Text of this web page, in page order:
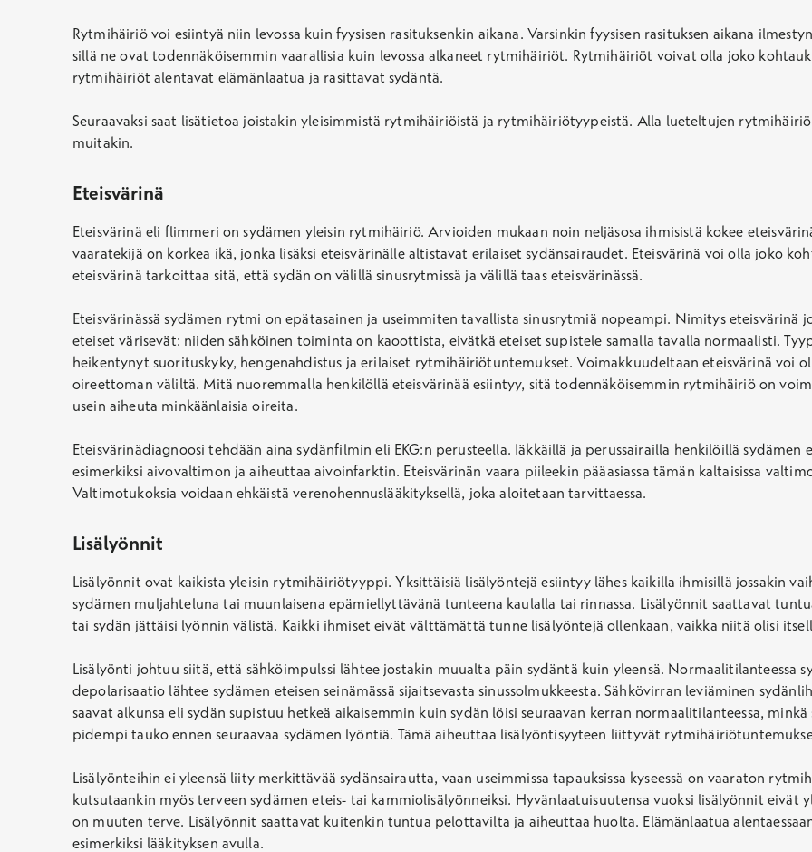
Rytmihäiriö voi esiintyä niin levossa kuin fyysisen rasituksenkin aikana. Varsinkin fyysisen rasituksen aikana
sillä ne ovat todennäköisemmin vaarallisia kuin levossa alkaneet rytmihäiriöt. Rytmihäiriöt voivat olla joko
rytmihäiriöt alentavat elämänlaatua ja rasittavat sydäntä.
Seuraavaksi saat lisätietoa joistakin yleisimmistä rytmihäiriöistä ja rytmihäiriötyypeistä. Alla lueteltujen
muitakin.
Eteisvärinä
Eteisvärinä eli flimmeri on sydämen yleisin rytmihäiriö. Arvioiden mukaan noin neljäsosa ihmisistä kokee
vaaratekijä on korkea ikä, jonka lisäksi eteisvärinälle altistavat erilaiset sydänsairaudet. Eteisvärinä voi olla joko
eteisvärinä tarkoittaa sitä, että sydän on välillä sinusrytmissä ja välillä taas eteisvärinässä.
Eteisvärinässä sydämen rytmi on epätasainen ja useimmiten tavallista sinusrytmiä nopeampi. Nimitys
eteiset värisevät: niiden sähköinen toiminta on kaoottista, eivätkä eteiset supistele samalla tavalla normaalisti.
heikentynyt suorituskyky, hengenahdistus ja erilaiset rytmihäiriötuntemukset. Voimakkuudeltaan eteisvärinä voi
oireettoman väliltä. Mitä nuoremmalla henkilöllä eteisvärinää esiintyy, sitä todennäköisemmin rytmihäiriö on
usein aiheuta minkäänlaisia oireita.
Eteisvärinädiagnoosi tehdään aina sydänfilmin eli EKG:n perusteella. Iäkkäillä ja perussairailla henkilöillä
esimerkiksi aivovaltimon ja aiheuttaa aivoinfarktin. Eteisvärinän vaara piileekin pääasiassa tämän kaltaisissa
Valtimotukoksia voidaan ehkäistä verenohennuslääkityksellä, joka aloitetaan tarvittaessa.
Lisälyönnit
Lisälyönnit ovat kaikista yleisin rytmihäiriötyyppi. Yksittäisiä lisälyöntejä esiintyy lähes kaikilla ihmisillä jossakin
sydämen muljahteluna tai muunlaisena epämiellyttävänä tunteena kaulalla tai rinnassa. Lisälyönnit saattavat
tai sydän jättäisi lyönnin välistä. Kaikki ihmiset eivät välttämättä tunne lisälyöntejä ollenkaan, vaikka niitä olisi
Lisälyönti johtuu siitä, että sähköimpulssi lähtee jostakin muualta päin sydäntä kuin yleensä. Normaalitilanteessa
depolarisaatio lähtee sydämen eteisen seinämässä sijaitsevasta sinussolmukkeesta. Sähkövirran leviäminen
saavat alkunsa eli sydän supistuu hetkeä aikaisemmin kuin sydän löisi seuraavan kerran normaalitilanteessa,
pidempi tauko ennen seuraavaa sydämen lyöntiä. Tämä aiheuttaa lisälyöntisyyteen liittyvät
Lisälyönteihin ei yleensä liity merkittävää sydänsairautta, vaan useimmissa tapauksissa kyseessä on vaaraton
kutsutaankin myös terveen sydämen eteis- tai kammiolisälyönneiksi. Hyvänlaatuisuutensa vuoksi lisälyönnit eivät
on muuten terve. Lisälyönnit saattavat kuitenkin tuntua pelottavilta ja aiheuttaa huolta. Elämänlaatua
esimerkiksi lääkityksen avulla.